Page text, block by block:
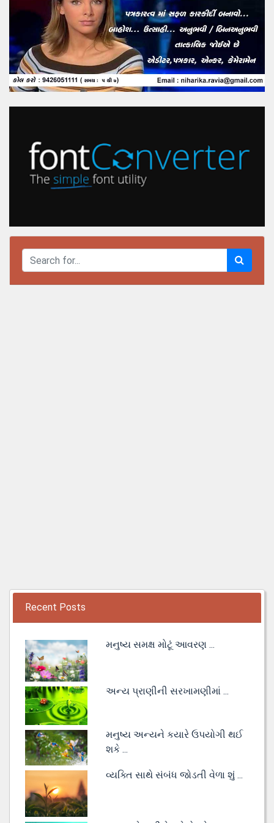
Recent Posts
મનુષ્ય સમક્ષ મોટૂં આવરણ ...
અન્ય પ્રાણીની સરખામણીમાં ...
મનુષ્ય અન્યને કયારે ઉપયોગી થઈ
શકે ...
વ્યક્તિ સાથે સંબંધ જોડતી વેળા શું ...